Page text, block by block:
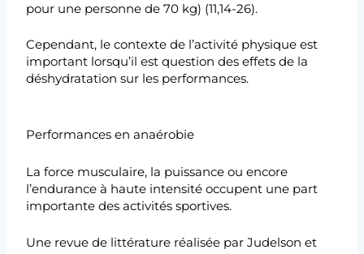
pour une personne de 70 kg) (11,14-26).
Cependant, le contexte de l’activité physique est
important lorsqu’il est question des effets de la
déshydratation sur les performances.
Performances en anaérobie
La force musculaire, la puissance ou encore
l’endurance à haute intensité occupent une part
importante des activités sportives.
Une revue de littérature réalisée par Judelson et